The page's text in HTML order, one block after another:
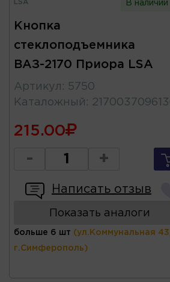
LSA В наличии
Кнопка
стеклоподъемника
ВАЗ-2170 Приора LSA
Артикул : 5750
Каталожный :
215.00
- +
Написать отзыв
Показать аналоги
больше 6 шт (ул.Коммунальная
г.Симферополь)